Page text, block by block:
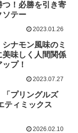
！必勝を引き寄
ソテー
2023.01.26
シナモン風味のミ
味しく人間関係
プ！
2023.07.27
「プリングルズ
ティミックス
2026.02.10